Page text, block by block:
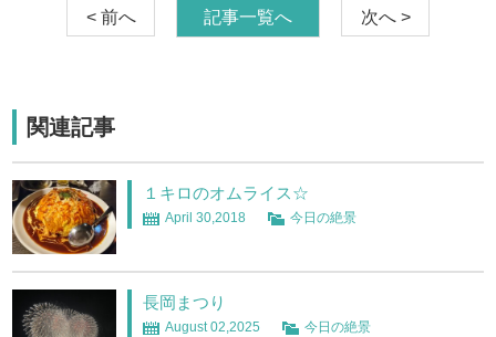
< 前へ 記事一覧へ 次へ >
関連記事
１キロのオムライス☆
April 30,2018 今日の絶景
長岡まつり
August 02,2025 今日の絶景